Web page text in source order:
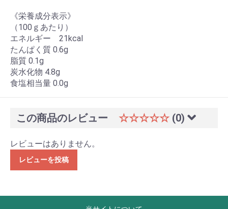
《栄養成分表示》
（100ｇあたり）
エネルギー 21kcal
たんぱく質 0.6g
脂質 0.1g
炭水化物 4.8g
食塩相当量 0.0g
この商品のレビュー ☆☆☆☆☆ (0)
レビューはありません。
レビューを投稿